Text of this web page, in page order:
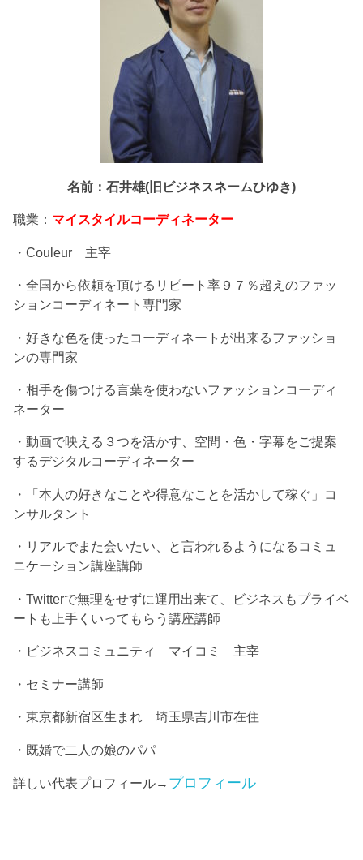
名前：石井雄(旧ビジネスネームひゆき)
職業： マイスタイルコーディネーター
・Couleur 主宰
・全国から依頼を頂けるリピート率９７％超えのファッ
ションコーディネート専門家
・好きな色を使ったコーディネートが出来るファッショ
ンの専門家
・相手を傷つける言葉を使わないファッションコーディ
ネーター
・動画で映える３つを活かす、空間・色・字幕をご提案
するデジタルコーディネーター
・「本人の好きなことや得意なことを活かして稼ぐ」コ
ンサルタント
・リアルでまた会いたい、と言われるようになるコミュ
ニケーション講座講師
・Twitterで無理をせずに運用出来て、ビジネスもプライベ
ートも上手くいってもらう講座講師
・ビジネスコミュニティ マイコミ 主宰
・セミナー講師
・東京都新宿区生まれ 埼玉県吉川市在住
・既婚で二人の娘のパパ
詳しい代表プロフィール→ プロフィール